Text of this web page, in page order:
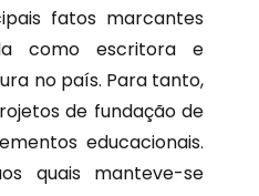
fatos marcantes
como escritora e
no país. Para tanto,
de fundação de
educacionais.
quais manteve-se